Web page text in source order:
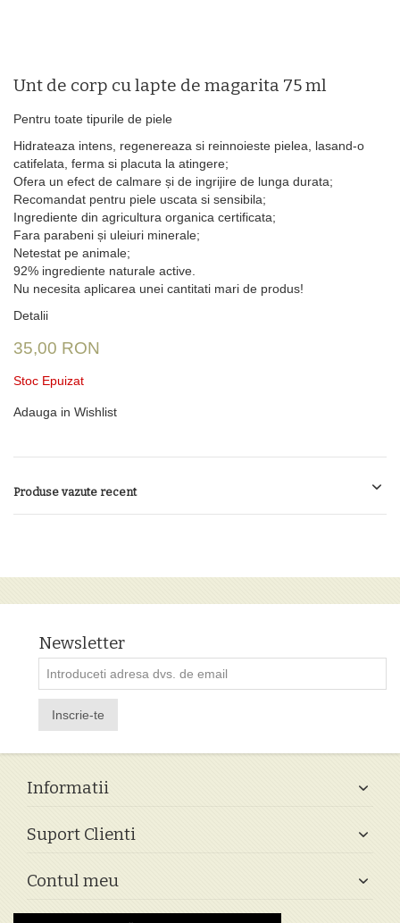
Unt de corp cu lapte de magarita 75 ml
Pentru toate tipurile de piele
Hidrateaza intens, regenereaza si reinnoieste pielea, lasand-o
catifelata, ferma si placuta la atingere;
Ofera un efect de calmare și de ingrijire de lunga durata;
Recomandat pentru piele uscata si sensibila;
Ingrediente din agricultura organica certificata;
Fara parabeni și uleiuri minerale;
Netestat pe animale;
92% ingrediente naturale active.
Nu necesita aplicarea unei cantitati mari de produs!
Detalii
35,00 RON
Stoc Epuizat
Adauga in Wishlist
Produse vazute recent
Newsletter
Inscrie-te
Informatii
Suport Clienti
Contul meu